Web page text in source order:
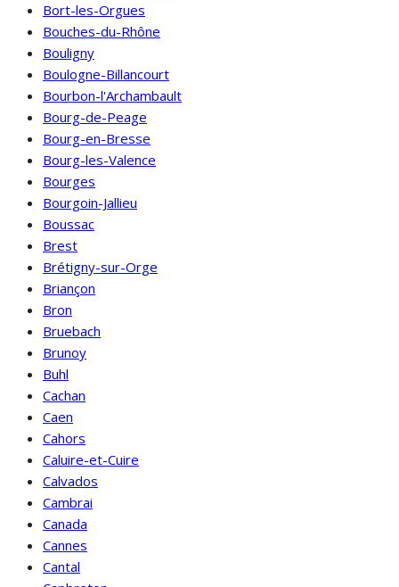
Bort-les-Orgues
Bouches-du-Rhône
Bouligny
Boulogne-Billancourt
Bourbon-l'Archambault
Bourg-de-Peage
Bourg-en-Bresse
Bourg-les-Valence
Bourges
Bourgoin-Jallieu
Boussac
Brest
Brétigny-sur-Orge
Briançon
Bron
Bruebach
Brunoy
Buhl
Cachan
Caen
Cahors
Caluire-et-Cuire
Calvados
Cambrai
Canada
Cannes
Cantal